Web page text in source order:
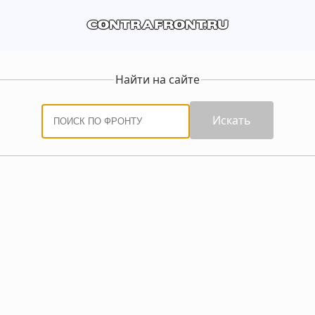
contrafront.ru
Найти на сайте
Искать